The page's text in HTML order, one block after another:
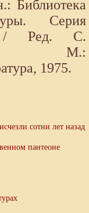
Библиотека
Серия
/ Ред. С.
М.:
1975.
сотни лет назад
пантеоне